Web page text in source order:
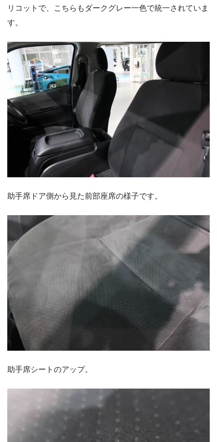
リコットで、こちらもダークグレー一色で統一されていま
す。
助手席ドア側から見た前部座席の様子です。
助手席シートのアップ。